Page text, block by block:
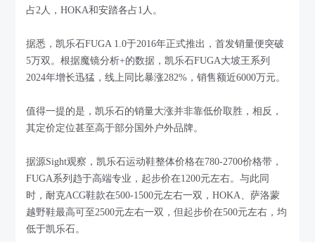
占2人，HOKA和安踏各占1人。
据悉，凯乐石FUGA 1.0于2016年正式推出，首发销量便突破
5万双。根据魔镜分析+的数据，凯乐石FUGA大坡王系列
2024年增长迅猛，线上同比暴涨282%，销售额近6000万元。
值得一提的是，凯乐石的销量大涨并非靠低价取胜，相反，
其定价定位甚至高于部分国外户外品牌。
据源Sight观察，凯乐石运动鞋整体价格在780-2700价格带，
FUGA系列趋于高端专业，起步价在1200元左右。与此同
时，耐克ACG鞋款在500-1500元左右一双，HOKA、萨洛蒙
越野鞋最高可至2500元左右一双，但起步价在500元左右，均
低于凯乐石。